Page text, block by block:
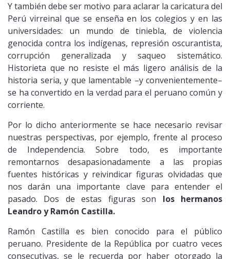
Y también debe ser motivo para aclarar la caricatura del
Perú virreinal que se enseña en los colegios y en las
universidades: un mundo de tiniebla, de violencia
genocida contra los indígenas, represión oscurantista,
corrupción generalizada y saqueo sistemático.
Historieta que no resiste el más ligero análisis de la
historia seria, y que lamentable –y convenientemente–
se ha convertido en la verdad para el peruano común y
corriente.
Por lo dicho anteriormente se hace necesario revisar
nuestras perspectivas, por ejemplo, frente al proceso
de Independencia. Sobre todo, es importante
remontarnos desapasionadamente a las propias
fuentes históricas y reivindicar figuras olvidadas que
nos darán una importante clave para entender el
pasado. Dos de estas figuras son los hermanos
Leandro y Ramón Castilla.
Ramón Castilla es bien conocido para el público
peruano. Presidente de la República por cuatro veces
consecutivas, se le recuerda por haber otorgado la